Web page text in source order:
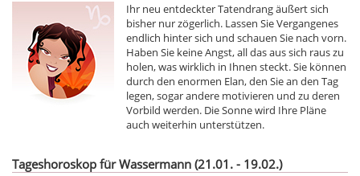
Ihr neu entdeckter Tatendrang äußert sich
bisher nur zögerlich. Lassen Sie Vergangenes
endlich hinter sich und schauen Sie nach vorn.
Haben Sie keine Angst, all das aus sich raus zu
holen, was wirklich in Ihnen steckt. Sie können
durch den enormen Elan, den Sie an den Tag
legen, sogar andere motivieren und zu deren
Vorbild werden. Die Sonne wird Ihre Pläne
auch weiterhin unterstützen.
Tageshoroskop für Wassermann (21.01. - 19.02.)